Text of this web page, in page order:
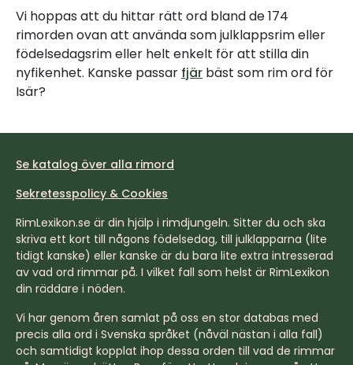
Vi hoppas att du hittar rätt ord bland de 174
rimorden ovan att använda som julklappsrim eller
födelsedagsrim eller helt enkelt för att stilla din
nyfikenhet. Kanske passar fjär bäst som rim ord för
Isär?
Se katalog över alla rimord
Sekretesspolicy & Cookies
RimLexikon.se är din hjälp i rimdjungeln. Sitter du och ska
skriva ett kort till någons födelsedag, till julklapparna (lite
tidigt kanske) eller kanske är du bara lite extra intresserad
av vad ord rimmar på. I vilket fall som helst är RimLexikon
din räddare i nöden.
Vi har genom åren samlat på oss en stor databas med
precis alla ord i Svenska språket (nåväl nästan i alla fall)
och samtidigt kopplat ihop dessa orden till vad de rimmar